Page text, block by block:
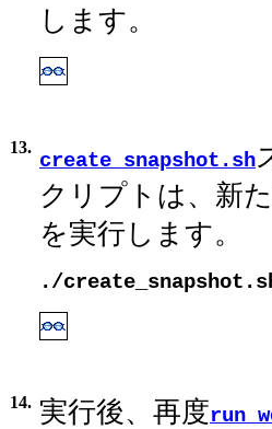
します。
13.
create_snapshot.sh
クリプトは、新
を実行します。
./
14. 実行後、再度